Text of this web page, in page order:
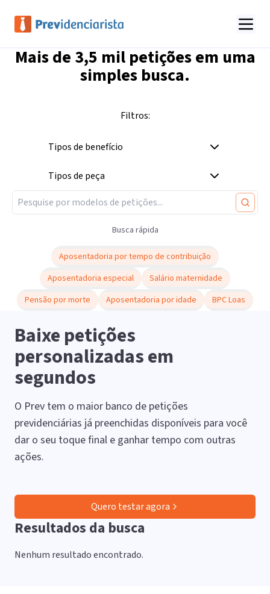
Mais de 3,5 milpetições em uma
simples busca.
Filtros:
Tipos de benefício
Tipos de peça
Busca rápida
Aposentadoria por tempo de contribuição
Aposentadoria especial
Salário maternidade
Pensão por morte
Aposentadoria por idade BPC Loas
Baixe petições
personalizadas em
segundos
O Prev tem o maior banco de petições
previdenciárias já preenchidas disponíveis para você
dar o seu toque final e ganhar tempo com outras
ações.
Quero testar agora
Resultados da busca
Nenhum resultado encontrado.